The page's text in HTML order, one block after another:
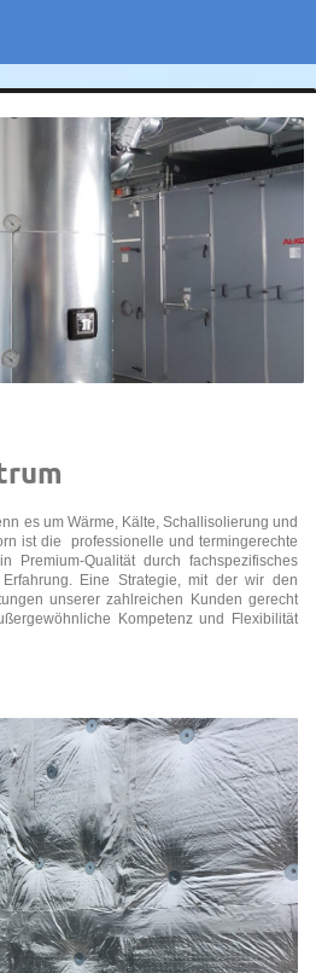
es um Wärme, Kälte, Schallisolierung und
ist die professionelle und termingerechte
Premium-Qualität durch fachspezifisches
Eine Strategie, mit der wir den
unserer zahlreichen Kunden gerecht
Kompetenz und Flexibilität